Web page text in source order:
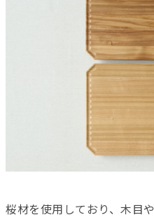
桜材を使用しており、木目